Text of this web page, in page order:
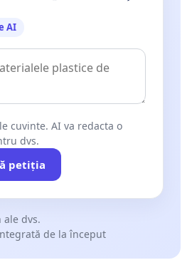
AI
cuvinte. AI va redacta o
dvs.
petiția
ale dvs.
de la început